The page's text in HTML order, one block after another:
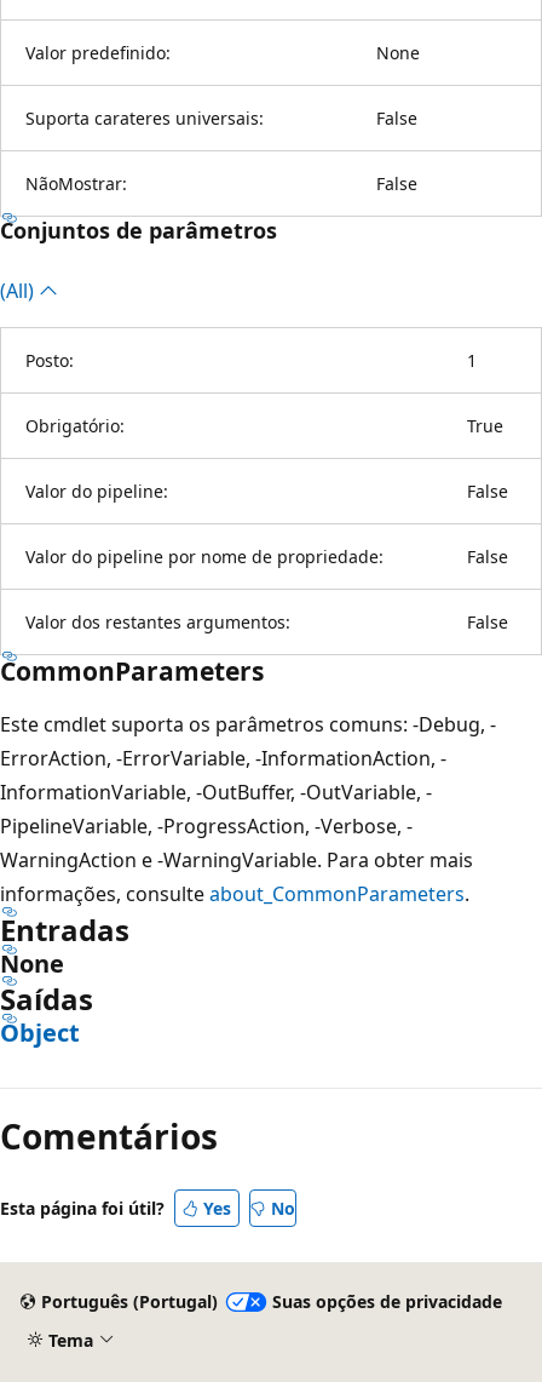
Valor predefinido: None
Suporta carateres universais: False
NãoMostrar: False
Conjuntos de parâmetros
(All)
Posto: 1
Obrigatório: True
Valor do pipeline: False
Valor do pipeline por nome de propriedade: False
Valor dos restantes argumentos: False
CommonParameters
Este cmdlet suporta os parâmetros comuns: -Debug, -
ErrorAction, -ErrorVariable, -InformationAction, -
InformationVariable, -OutBuffer, -OutVariable, -
PipelineVariable, -ProgressAction, -Verbose, -
WarningAction e -WarningVariable. Para obter mais
informações, consulteabout_CommonParameters.
Entradas
None
Saídas
Object
Comentários
Esta página foi útil? Yes No
Português (Portugal)
Suas opções de privacidade
Tema